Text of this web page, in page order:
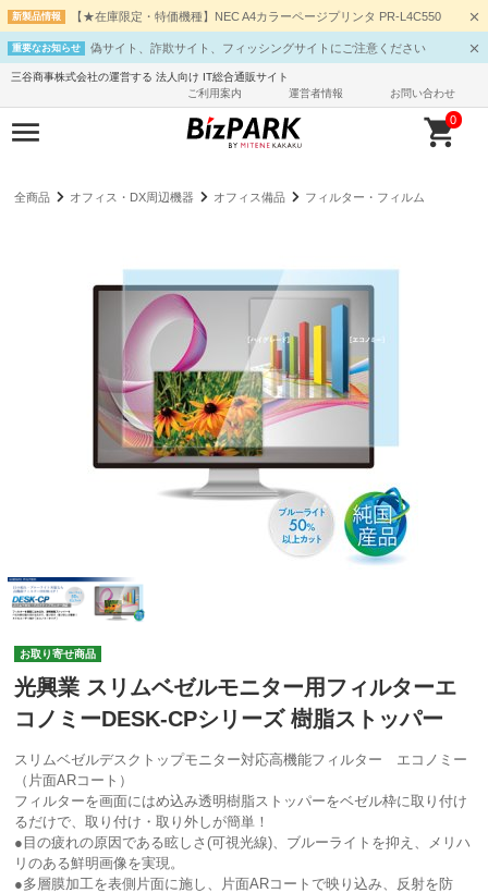
新製品情報 【★在庫限定・特価機種】NEC A4カラーページプリンタ PR-L4C550
重要なお知らせ 偽サイト、詐欺サイト、フィッシングサイトにご注意ください
三谷商事株式会社の運営する 法人向け IT総合通販サイト
ご利用案内
運営者情報 お問い合わせ
0
全商品 オフィス・DX周辺機器 オフィス備品 フィルター・フィルム
お取り寄せ商品
光興業 スリムベゼルモニター用フィルターエ
コノミーDESK-CPシリーズ 樹脂ストッパー
スリムベゼルデスクトップモニター対応高機能フィルター エコノミー
（片面ARコート）
フィルターを画面にはめ込み透明樹脂ストッパーをベゼル枠に取り付け
るだけで、取り付け・取り外しが簡単！
●目の疲れの原因である眩しさ(可視光線)、ブルーライトを抑え、メリハ
リのある鮮明画像を実現。
●多層膜加工を表側片面に施し、片面ARコートで映り込み、反射を防